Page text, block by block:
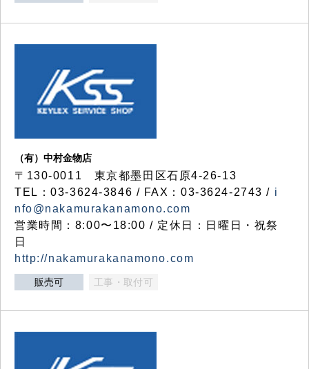
（有）中村金物店
〒130-0011 東京都墨田区石原4-26-13
TEL：03-3624-3846 / FAX：03-3624-2743 / i
nfo@nakamurakanamono.com
営業時間：8:00〜18:00 / 定休日：日曜日・祝祭
日
http://nakamurakanamono.com
販売可 工事・取付可